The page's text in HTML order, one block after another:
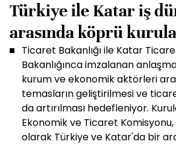
Türkiye ile Katar iş
arasında köprü
Ticaret Bakanlığı ile Katar
Bakanlığınca imzalanan
kurum ve ekonomik aktörleri
temasların geliştirilmesi ve
da artırılması hedefleniyor.
Ekonomik ve Ticaret
olarak Türkiye ve Katar'da bir